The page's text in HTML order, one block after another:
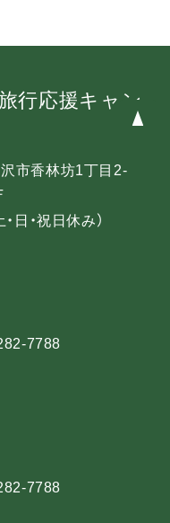
旅行応援キャン
市香林坊1丁目2-
日・祝日休み）
7788
7788